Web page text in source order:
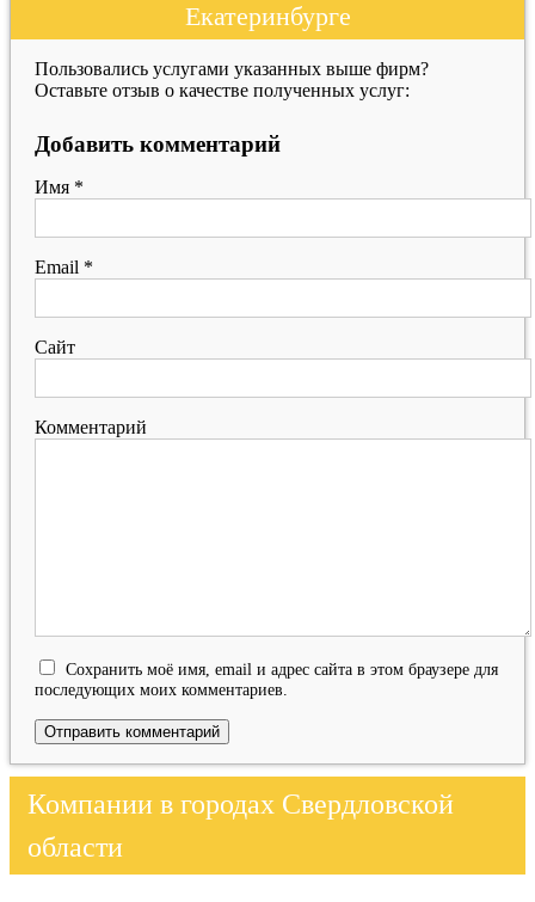
Екатеринбурге
Пользовались услугами указанных выше фирм?
Оставьте отзыв о качестве полученных услуг:
Добавить комментарий
Имя *
Email *
Сайт
Комментарий
Сохранить моё имя, email и адрес сайта в этом браузере для
последующих моих комментариев.
Компании в городах Свердловской
области